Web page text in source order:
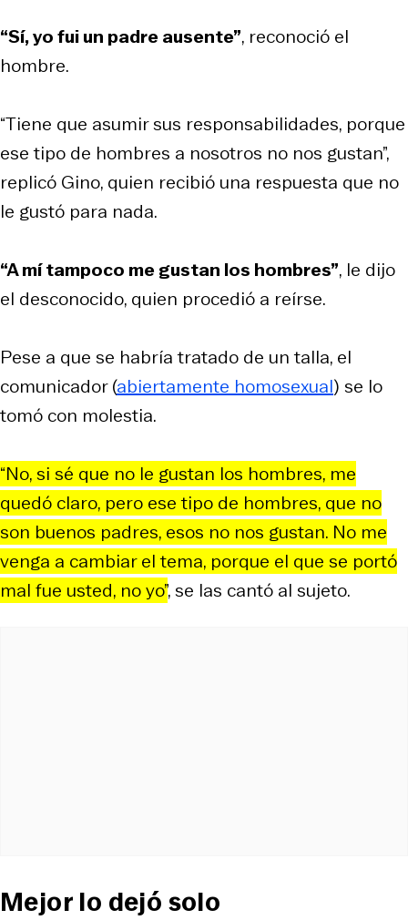
“Sí, yo fui un padre ausente”, reconoció el
hombre.
“Tiene que asumir sus responsabilidades, porque
ese tipo de hombres a nosotros no nos gustan”,
replicó Gino, quien recibió una respuesta que no
le gustó para nada.
“A mí tampoco me gustan los hombres”, le dijo
el desconocido, quien procedió a reírse.
Pese a que se habría tratado de un talla, el
comunicador (abiertamente homosexual) se lo
tomó con molestia.
“No, si sé que no le gustan los hombres, me
quedó claro, pero ese tipo de hombres, que no
son buenos padres, esos no nos gustan. No me
venga a cambiar el tema, porque el que se portó
mal fue usted, no yo”, se las cantó al sujeto.
Mejor lo dejó solo